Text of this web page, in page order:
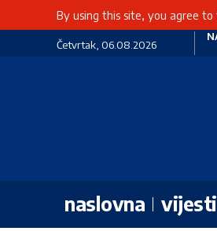
By using this site, you agree to
Četvrtak, 06.08.2026
naslovna vijesti